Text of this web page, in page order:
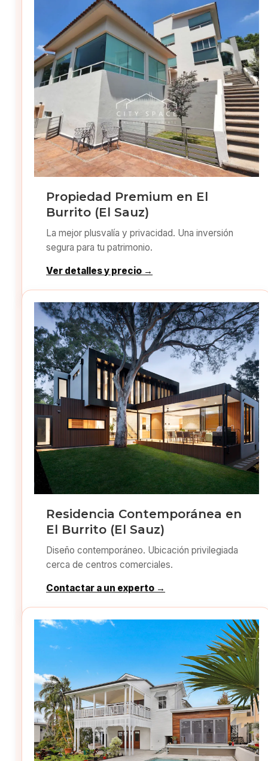
Propiedad Premium en El
Burrito (El Sauz)
La mejor plusvalía y privacidad. Una inversión
segura para tu patrimonio.
Ver detalles y precio →
Residencia Contemporánea en
El Burrito (El Sauz)
Diseño contemporáneo. Ubicación privilegiada
cerca de centros comerciales.
Contactar a un experto →